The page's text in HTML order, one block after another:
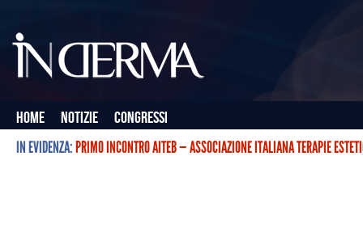
Home Notizie
Congressi
IN EVIDENZA:PRIMO INCONTRO AITEB — ASSOCIAZIONE ITALIANA TERAPIE